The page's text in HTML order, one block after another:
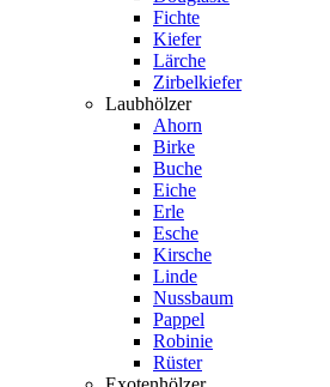
Fichte
Kiefer
Lärche
Zirbelkiefer
Laubhölzer
Ahorn
Birke
Buche
Eiche
Erle
Esche
Kirsche
Linde
Nussbaum
Pappel
Robinie
Rüster